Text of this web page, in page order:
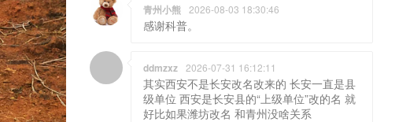
青州小熊 2026-08-03 18:30:46
感谢科普。
ddmzxz 2026-07-31 16:12:11
其实西安不是长安改名改来的 长安一直是县
级单位 西安是长安县的“上级单位”改的名 就
好比如果潍坊改名 和青州没啥关系